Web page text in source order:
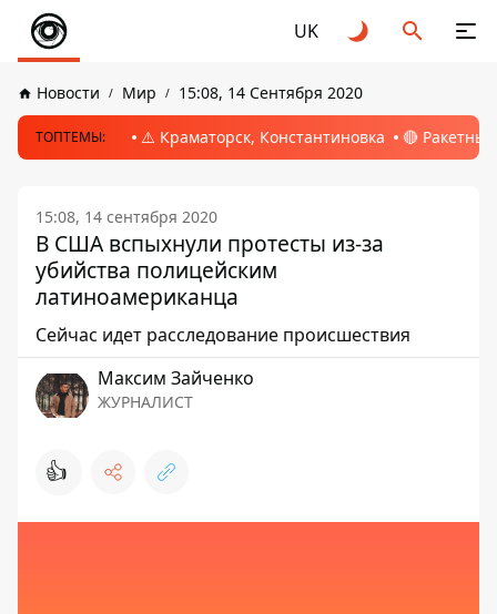
UK
Новости Мир 15:08, 14 Сентября 2020
ТОПТЕМЫ: ⚠️ Краматорск, Константиновка 🔴
15:08, 14 сентября 2020
В США вспыхнули протесты из-за
убийства полицейским
латиноамериканца
Сейчас идет расследование происшествия
Максим Зайченко
ЖУРНАЛИСТ
👍